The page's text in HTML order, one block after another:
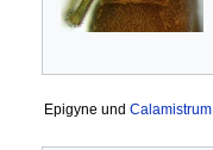
Epigyne und Calamistrum